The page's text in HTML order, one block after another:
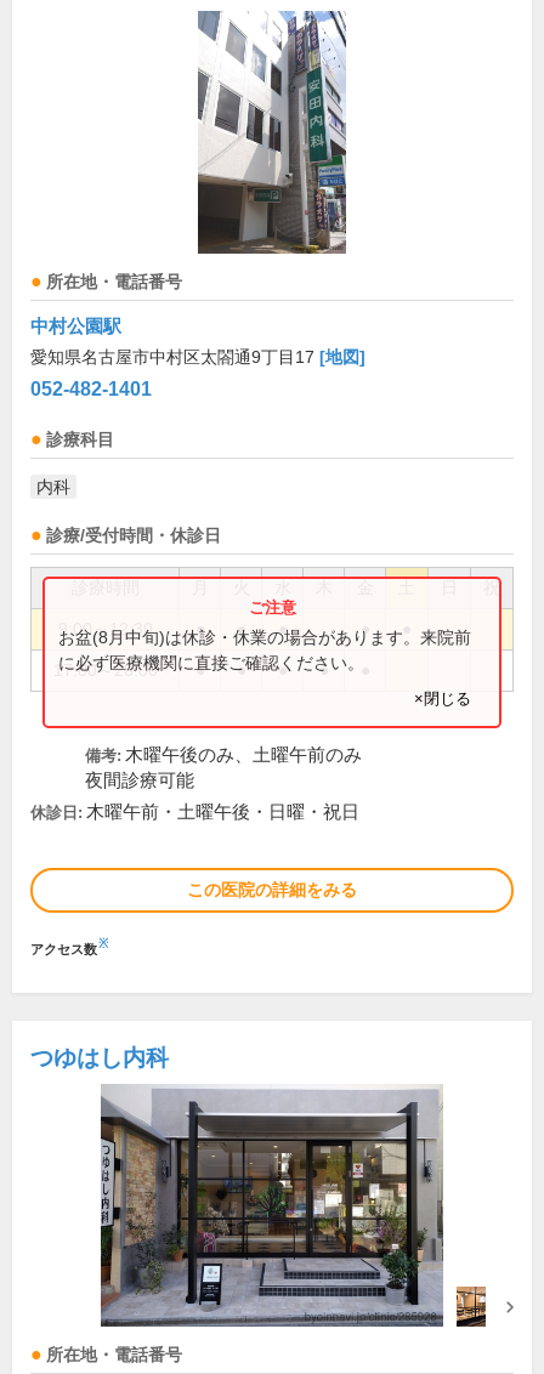
所在地・電話番号
中村公園駅
愛知県名古屋市中村区太閤通9丁目17 [地図]
052-482-1401
診療科目
内科
診療/受付時間・休診日
祝
9:00～12:30 ● ● ● ●
17:00～20:00 ● ● ● ●
お盆(8月中旬)は休診・休業の場合があります。来院前
に必ず医療機関に直接ご確認ください。
×閉じる
備考: 木曜午後のみ、土曜午前のみ
夜間診療可能
休診日: 木曜午前・土曜午後・日曜・祝日
この医院の詳細をみる
アクセス数※
つゆはし内科
所在地・電話番号